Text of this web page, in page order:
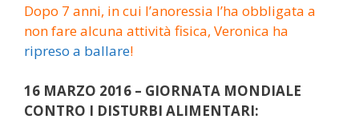
Dopo 7 anni, in cui l’anoressia l’ha obbligata a
non fare alcuna attività fisica, Veronica ha
ripreso a ballare!
16 MARZO 2016 – GIORNATA MONDIALE
CONTRO I DISTURBI ALIMENTARI: